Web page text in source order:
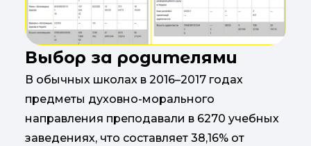
Выбор за родителями
В обычных школах в 2016–2017 годах
предметы духовно-морального
направления преподавали в 6270 учебных
заведениях, что составляет 38,16% от